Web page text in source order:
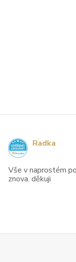
Vše v naprostém
znova. děkuji
Radka